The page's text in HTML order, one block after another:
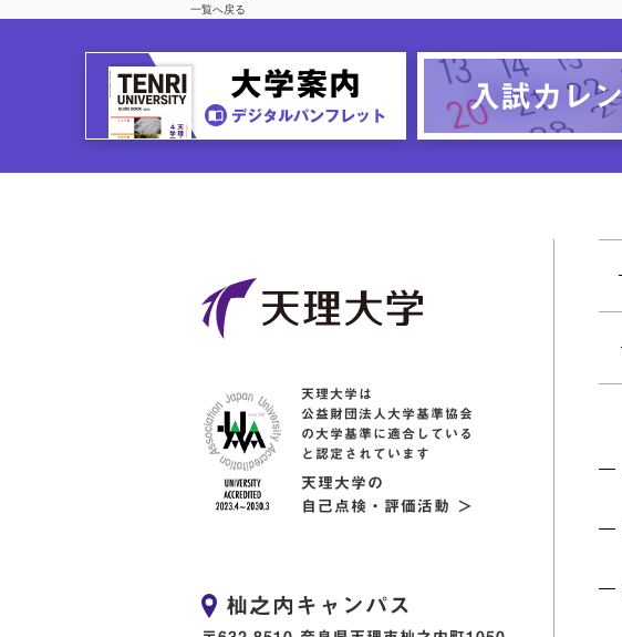
一覧へ戻る
天理大学は
公益財団法人大学基準協会
の大学基準に適合している
と認定されています
天理大学の
自己点検・評価活動 ＞
杣之内キャンパス